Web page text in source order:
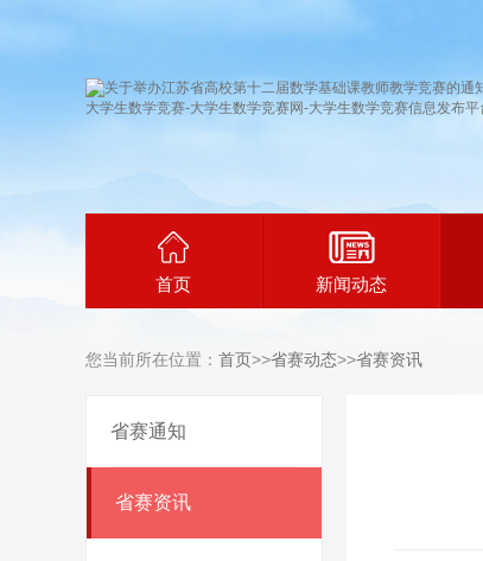
首页 新闻动态
您当前所在位置： 首页>>省赛动态>>省赛资讯
省赛通知
省赛资讯